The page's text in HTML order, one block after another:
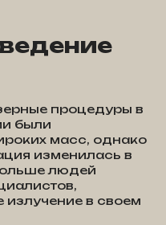
процедуры в
были
масс, однако
изменилась в
людей
в своем